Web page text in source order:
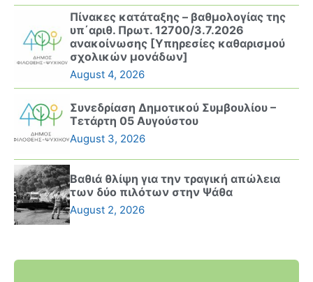
Πίνακες κατάταξης – βαθμολογίας της
υπ΄αριθ. Πρωτ. 12700/3.7.2026
ανακοίνωσης [Υπηρεσίες καθαρισμού
σχολικών μονάδων]
August 4, 2026
Συνεδρίαση Δημοτικού Συμβουλίου –
Τετάρτη 05 Αυγούστου
August 3, 2026
Βαθιά θλίψη για την τραγική απώλεια
των δύο πιλότων στην Ψάθα
August 2, 2026